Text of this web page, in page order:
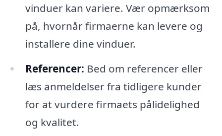
vinduer kan variere. Vær opmærksom
på, hvornår firmaerne kan levere og
installere dine vinduer.
Referencer: Bed om referencer eller
læs anmeldelser fra tidligere kunder
for at vurdere firmaets pålidelighed
og kvalitet.